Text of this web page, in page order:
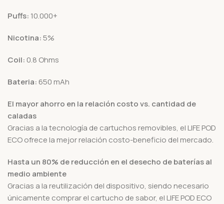
Puffs: 10.000+
Nicotina:5%
Coil: 0.8 Ohms
Bateria: 650 mAh
El mayor ahorro en la relación costo vs. cantidad de
caladas
Gracias a la tecnología de cartuchos removibles, el LIFE POD
ECO ofrece la mejor relación costo-beneficio del mercado.
Hasta un 80% de reducción en el desecho de baterías al
medio ambiente
Gracias a la reutilización del dispositivo, siendo necesario
únicamente comprar el cartucho de sabor, el LIFE POD ECO